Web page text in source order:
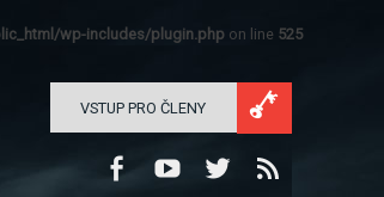
wp-includes/plugin.php on line 525
VSTUP PRO ČLENY